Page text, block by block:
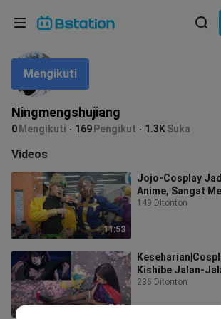
Ningmengshujiang
0 Mengikuti 169 Pengikut 1.3KSuka
Mengikuti
Videos
11:53
Jojo-Cosplay
Anime, Sangat
149 Ditonton
7:03
Kishibe Jalan-
Anime
236 Ditonton
Bahasa: Bahasa Indonesia
Pilih bahasa
English
ภาษาไทย
Tiếng Việt
Bahasa Melayu